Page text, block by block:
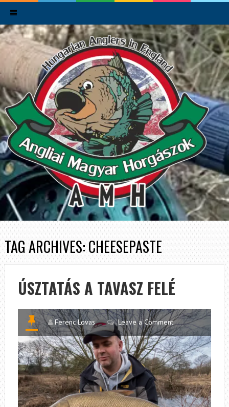
TAG ARCHIVES: CHEESEPASTE
ÚSZTATÁS A TAVASZ FELÉ
Ferenc Lovas Leave a Comment